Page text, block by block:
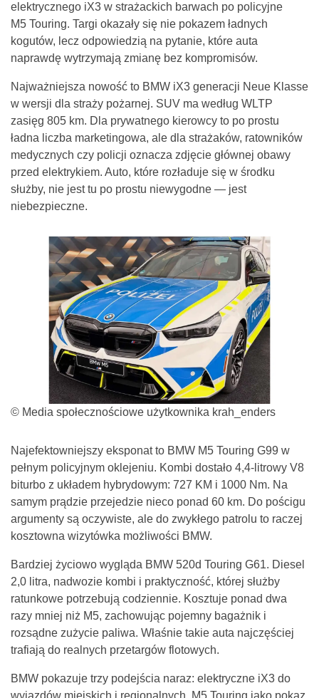
elektrycznego iX3 w strażackich barwach po policyjne
M5 Touring. Targi okazały się nie pokazem ładnych
kogutów, lecz odpowiedzią na pytanie, które auta
naprawdę wytrzymają zmianę bez kompromisów.
Najważniejsza nowość to BMW iX3 generacji Neue Klasse
w wersji dla straży pożarnej. SUV ma według WLTP
zasięg 805 km. Dla prywatnego kierowcy to po prostu
ładna liczba marketingowa, ale dla strażaków, ratowników
medycznych czy policji oznacza zdjęcie głównej obawy
przed elektrykiem. Auto, które rozładuje się w środku
służby, nie jest tu po prostu niewygodne — jest
niebezpieczne.
© Media społecznościowe użytkownika krah_enders
Najefektowniejszy eksponat to BMW M5 Touring G99 w
pełnym policyjnym oklejeniu. Kombi dostało 4,4-litrowy V8
biturbo z układem hybrydowym: 727 KM i 1000 Nm. Na
samym prądzie przejedzie nieco ponad 60 km. Do pościgu
argumenty są oczywiste, ale do zwykłego patrolu to raczej
kosztowna wizytówka możliwości BMW.
Bardziej życiowo wygląda BMW 520d Touring G61. Diesel
2,0 litra, nadwozie kombi i praktyczność, której służby
ratunkowe potrzebują codziennie. Kosztuje ponad dwa
razy mniej niż M5, zachowując pojemny bagażnik i
rozsądne zużycie paliwa. Właśnie takie auta najczęściej
trafiają do realnych przetargów flotowych.
BMW pokazuje trzy podejścia naraz: elektryczne iX3 do